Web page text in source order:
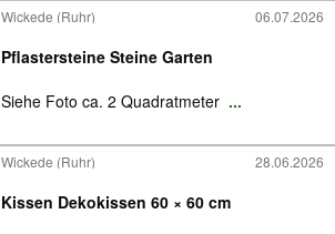
Wickede (Ruhr) 06.07.2026
Pflastersteine Steine Garten
Siehe Foto ca. 2 Quadratmeter ...
Wickede (Ruhr) 28.06.2026
Kissen Dekokissen 60 × 60 cm